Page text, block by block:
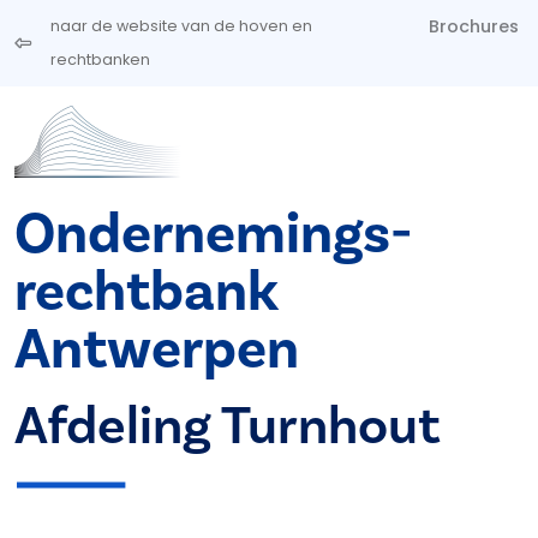
Overslaan en naar de inhoud gaan
naar de website van de hoven en
rechtbanken
Brochures
Ondernemings­
rechtbank
Antwerpen
Afdeling Turnhout